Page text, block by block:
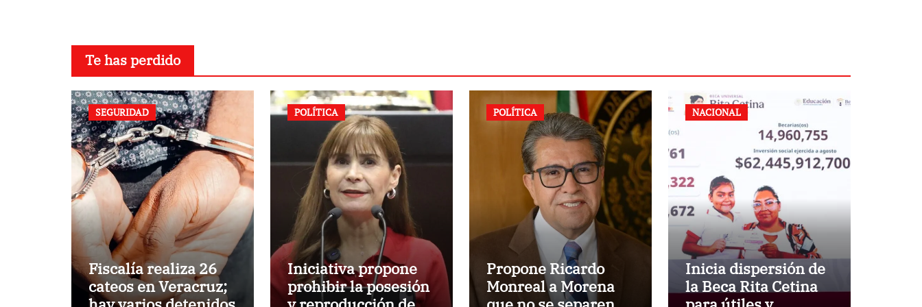
Te has perdido
SEGURIDAD
Fiscalía realiza 26
cateos en Veracruz;
POLÍTICA
Iniciativa propone
prohibir la posesión
POLÍTICA
Propone Ricardo
Monreal a Morena
NACIONAL
Inicia dispersión de
la Beca Rita Cetina